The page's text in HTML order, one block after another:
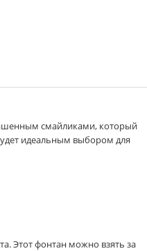
смайликами, который
идеальным выбором для
Этот фонтан можно взять за